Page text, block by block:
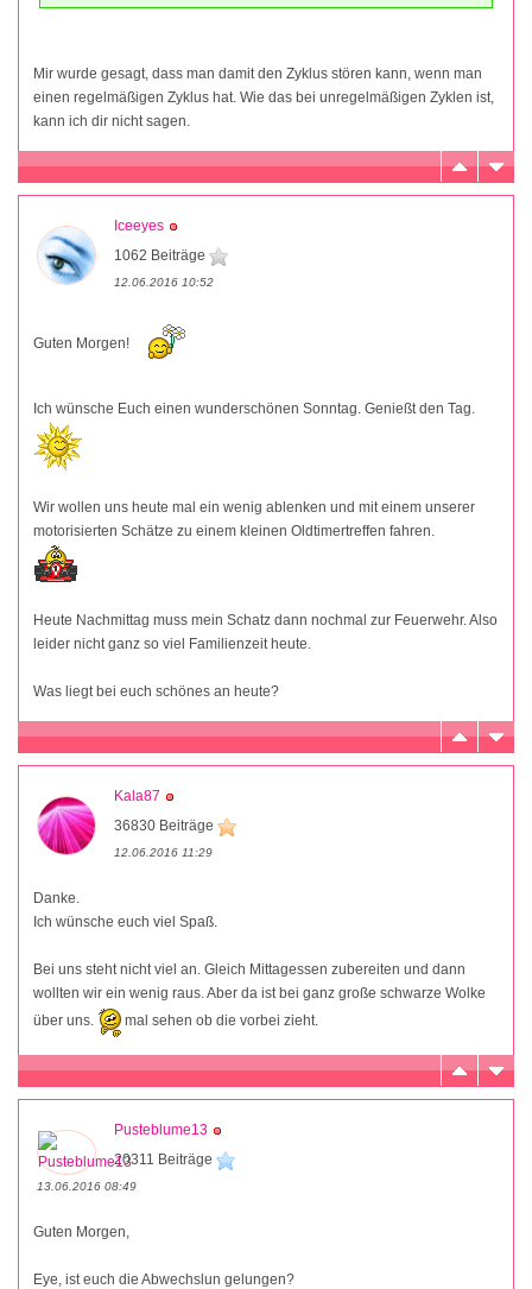
Mir wurde gesagt, dass man damit den Zyklus stören kann, wenn man
einen regelmäßigen Zyklus hat. Wie das bei unregelmäßigen Zyklen ist,
kann ich dir nicht sagen.
Iceeyes
1062 Beiträge
12.06.2016 10:52
Guten Morgen!
Ich wünsche Euch einen wunderschönen Sonntag. Genießt den Tag.
Wir wollen uns heute mal ein wenig ablenken und mit einem unserer
motorisierten Schätze zu einem kleinen Oldtimertreffen fahren.
Heute Nachmittag muss mein Schatz dann nochmal zur Feuerwehr. Also
leider nicht ganz so viel Familienzeit heute.
Was liegt bei euch schönes an heute?
Kala87
36830 Beiträge
12.06.2016 11:29
Danke.
Ich wünsche euch viel Spaß.
Bei uns steht nicht viel an. Gleich Mittagessen zubereiten und dann
wollten wir ein wenig raus. Aber da ist bei ganz große schwarze Wolke
über uns.
mal sehen ob die vorbei zieht.
Pusteblume13
20311 Beiträge
13.06.2016 08:49
Guten Morgen,
Eye, ist euch die Abwechslun gelungen?